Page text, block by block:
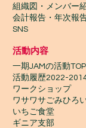
組織図・メンバー
会計報告​・年次報
SNS
活動内容
一期JAMの活動TOP
活動履歴2022-
ワークショップ
ワサワサごみひろ
いちご食堂
ギニア支部